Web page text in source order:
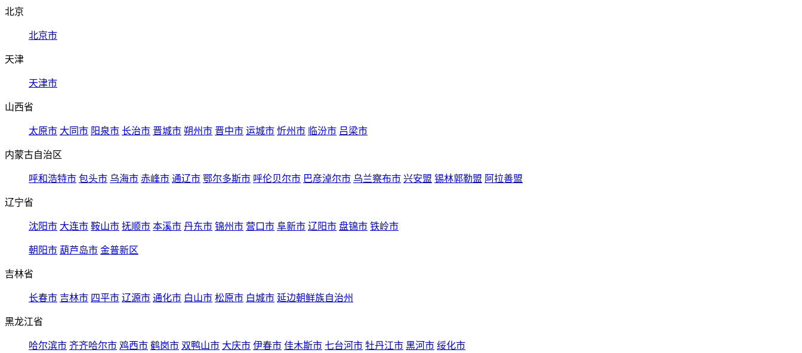
北京
北京市
天津
天津市
山西省
太原市 大同市 阳泉市 长治市 晋城市 朔州市 晋中市 运城市 忻州市 临汾市 吕梁市
内蒙古自治区
呼和浩特市 包头市 乌海市 赤峰市 通辽市 鄂尔多斯市 呼伦贝尔市 巴彦淖尔市 乌兰察布市 兴安盟 锡林郭勒盟 阿拉善盟
辽宁省
沈阳市 大连市 鞍山市 抚顺市 本溪市 丹东市 锦州市 营口市 阜新市 辽阳市 盘锦市 铁岭市
朝阳市 葫芦岛市 金普新区
吉林省
长春市 吉林市 四平市 辽源市 通化市 白山市 松原市 白城市 延边朝鲜族自治州
黑龙江省
哈尔滨市 齐齐哈尔市 鸡西市 鹤岗市 双鸭山市 大庆市 伊春市 佳木斯市 七台河市 牡丹江市 黑河市 绥化市